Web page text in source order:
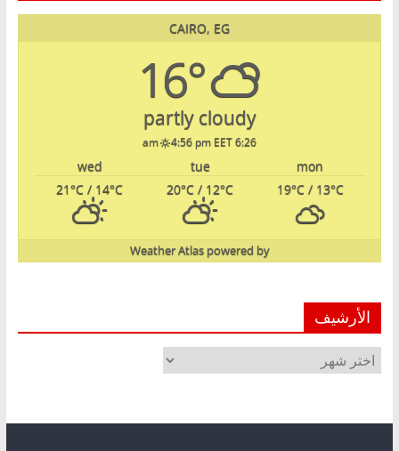
CAIRO, EG
16°
partly cloudy
6:26 am
4:56 pm EET
mon
tue
wed
19°C/ 13°C
20°C / 12°C
21°C / 14°C
powered by
Weather Atlas
الأرشيف
الأرشيف